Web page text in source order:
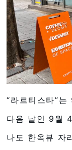
“라르티스타”
다음 날인 9월
나도 한옥뷰 자